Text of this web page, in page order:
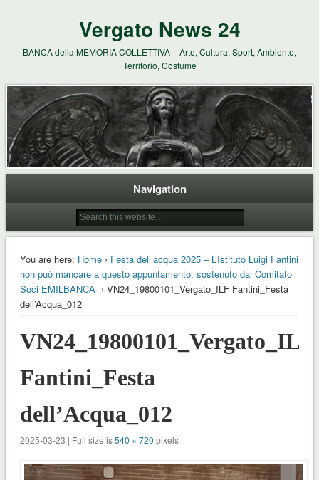
Vergato News 24
BANCA della MEMORIA COLLETTIVA – Arte, Cultura, Sport, Ambiente,
Territorio, Costume
Navigation
You are here: Home› Festa dell’acqua 2025 – L’Istituto Luigi Fantini
non può mancare a questo appuntamento, sostenuto dal Comitato
Soci EMILBANCA › VN24_19800101_Vergato_ILF Fantini_Festa
dell’Acqua_012
VN24_19800101_Vergato_ILF
Fantini_Festa
dell’Acqua_012
2025-03-23 | Full size is540 × 720 pixels